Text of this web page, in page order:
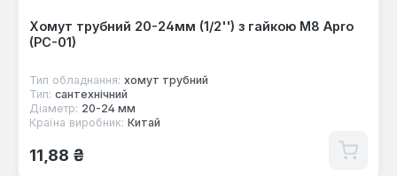
Хомут трубний 20-24мм (1/2'') з гайкою М8 Apro
(PC-01)
Тип обладнання: хомут трубний
Тип: сантехнічний
Діаметр: 20-24 мм
Країна виробник: Китай
Звичайна ціна:
11,88 ₴